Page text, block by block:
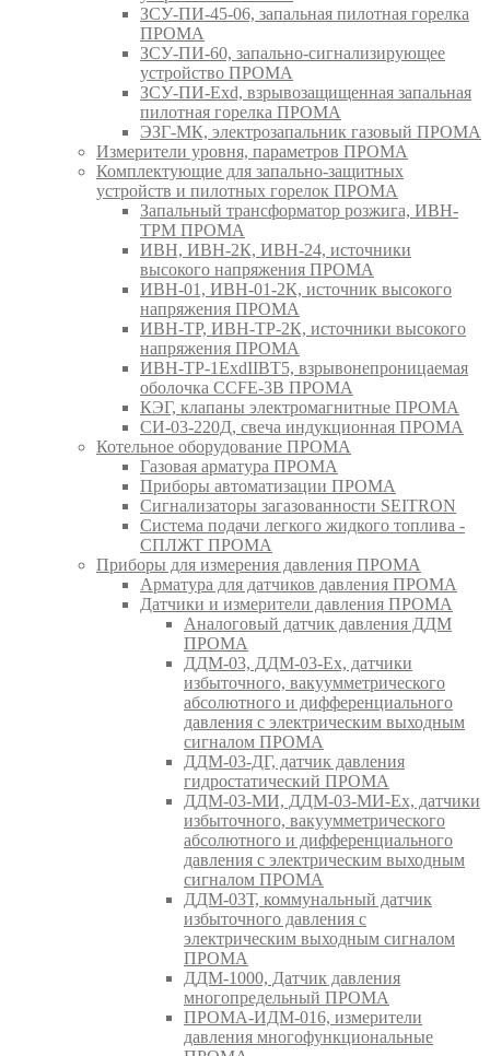
ЗСУ-ПИ-45-06, запальная пилотная горелка
ПРОМА
ЗСУ-ПИ-60, запально-сигнализирующее
устройство ПРОМА
ЗСУ-ПИ-Exd, взрывозащищенная запальная
пилотная горелка ПРОМА
ЭЗГ-МК, электрозапальник газовый ПРОМА
Измерители уровня, параметров ПРОМА
Комплектующие для запально-защитных
устройств и пилотных горелок ПРОМА
Запальный трансформатор розжига, ИВН-
ТРМ ПРОМА
ИВН, ИВН-2К, ИВН-24, источники
высокого напряжения ПРОМА
ИВН-01, ИВН-01-2К, источник высокого
напряжения ПРОМА
ИВН-ТР, ИВН-ТР-2К, источники высокого
напряжения ПРОМА
ИВН-ТР-1ExdIIBT5, взрывонепроницаемая
оболочка CCFE-3B ПРОМА
КЭГ, клапаны электромагнитные ПРОМА
СИ-03-220Д, свеча индукционная ПРОМА
Котельное оборудование ПРОМА
Газовая арматура ПРОМА
Приборы автоматизации ПРОМА
Сигнализаторы загазованности SEITRON
Система подачи легкого жидкого топлива -
СПЛЖТ ПРОМА
Приборы для измерения давления ПРОМА
Арматура для датчиков давления ПРОМА
Датчики и измерители давления ПРОМА
Аналоговый датчик давления ДДМ
ПРОМА
ДДМ-03, ДДМ-03-Ех, датчики
избыточного, вакуумметрического
абсолютного и дифференциального
давления с электрическим выходным
сигналом ПРОМА
ДДМ-03-ДГ, датчик давления
гидростатический ПРОМА
ДДМ-03-МИ, ДДМ-03-МИ-Ех, датчики
избыточного, вакуумметрического
абсолютного и дифференциального
давления с электрическим выходным
сигналом ПРОМА
ДДМ-03Т, коммунальный датчик
избыточного давления с
электрическим выходным сигналом
ПРОМА
ДДМ-1000, Датчик давления
многопредельный ПРОМА
ПРОМА-ИДМ-016, измерители
давления многофункциональные